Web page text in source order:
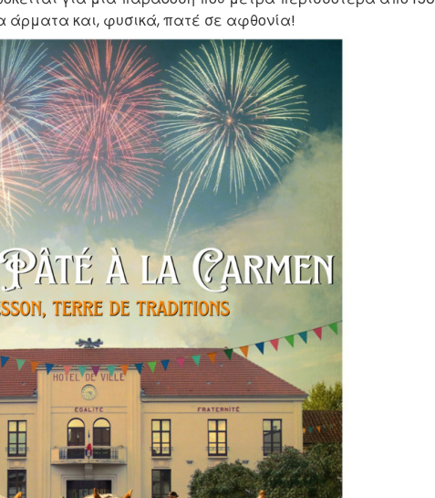
άρματα και, φυσικά, πατέ σε αφθονία!